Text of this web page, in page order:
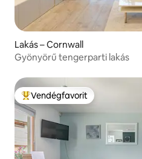
Lakás – Cornwall
Gyönyörű tengerparti lakás
Kiemelt vendégfavorit
Vendégfavorit